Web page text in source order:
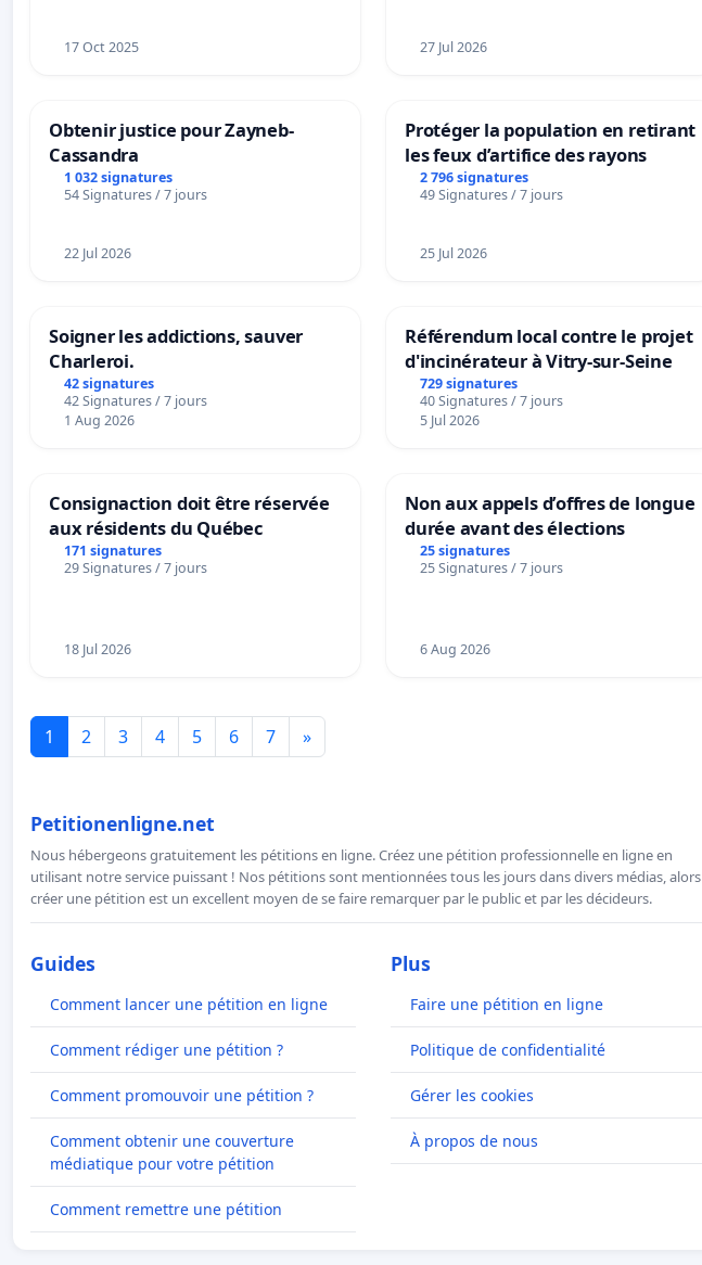
17 Oct 2025 27 Jul 2026
Obtenir justice pour Zayneb-
Cassandra
1 032 signatures
54 Signatures / 7 jours
22 Jul 2026
Protéger la population en retirant
les feux d’artifice des rayons
2 796 signatures
49 Signatures / 7 jours
25 Jul 2026
Soigner les addictions, sauver
Charleroi.
42 signatures
42 Signatures / 7 jours
1 Aug 2026
Référendum local contre le projet
d'incinérateur à Vitry-sur-Seine
729 signatures
40 Signatures / 7 jours
5 Jul 2026
Consignaction doit être réservée
aux résidents du Québec
171 signatures
29 Signatures / 7 jours
18 Jul 2026
Non aux appels d’offres de longue
durée avant des élections
25 signatures
25 Signatures / 7 jours
6 Aug 2026
1 2 3 4 5 6 7 »
Petitionenligne.net
Nous hébergeons gratuitement les pétitions en ligne. Créez une pétition professionnelle en ligne en
utilisant notre service puissant ! Nos pétitions sont mentionnées tous les jours dans divers médias, alors
créer une pétition est un excellent moyen de se faire remarquer par le public et par les décideurs.
Guides
Comment lancer une pétition en ligne
Comment rédiger une pétition ?
Comment promouvoir une pétition ?
Comment obtenir une couverture
médiatique pour votre pétition
Comment remettre une pétition
Plus
Faire une pétition en ligne
Politique de confidentialité
Gérer les cookies
À propos de nous